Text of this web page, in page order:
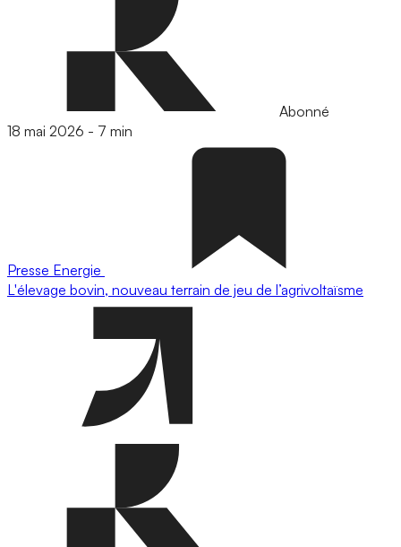
Abonné
18 mai 2026 - 7 min
Presse Energie
L'élevage bovin, nouveau terrain de jeu de l’agrivoltaïsme